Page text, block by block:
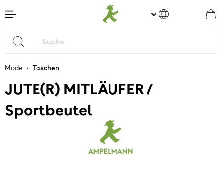
springen
Mode • Taschen
JUTE(R) MITLÄUFER /
Sportbeutel